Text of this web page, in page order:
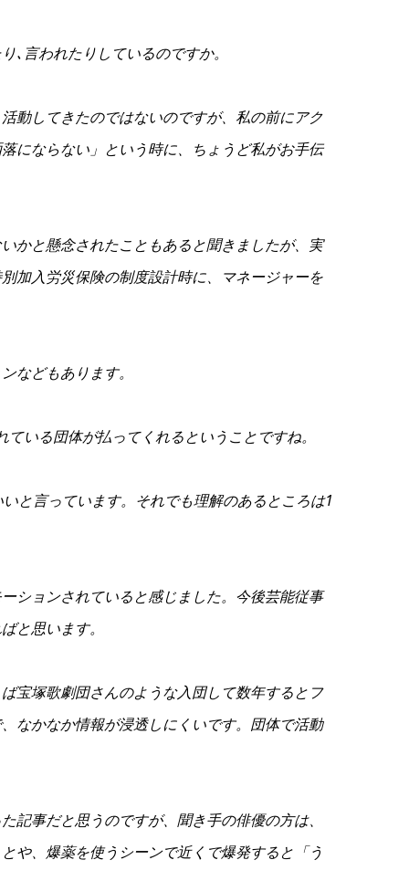
言われたりしているのですか。
動してきたのではないのですが、私の前にアク
にならない」という時に、ちょうど私がお手伝
かと懸念されたこともあると聞きましたが、実
加入労災保険の制度設計時に、マネージャーを
などもあります。
いる団体が払ってくれるということですね。
と言っています。それでも理解のあるところは1
ションされていると感じました。今後芸能従事
と思います。
宝塚歌劇団さんのような入団して数年するとフ
なかなか情報が浸透しにくいです。団体で活動
事だと思うのですが、聞き手の俳優の方は、
や、爆薬を使うシーンで近くで爆発すると「う